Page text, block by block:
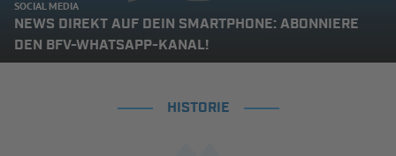
SOCIAL MEDIA
NEWS DIREKT AUF DEIN SMARTPHONE: ABONNIERE
DEN BFV-WHATSAPP-KANAL!
HISTORIE